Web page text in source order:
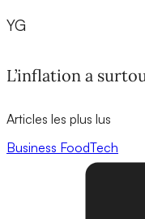
YG
L’inflation a
Articles les plus lus
Business FoodTech